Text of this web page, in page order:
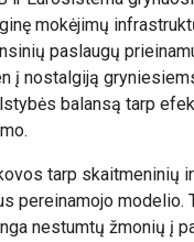
mokėjimų
paslaugų
į nostalgiją
balansą tarp
tarp skaitmeninių
pereinamojo modelio.
nestumtų žmonių į